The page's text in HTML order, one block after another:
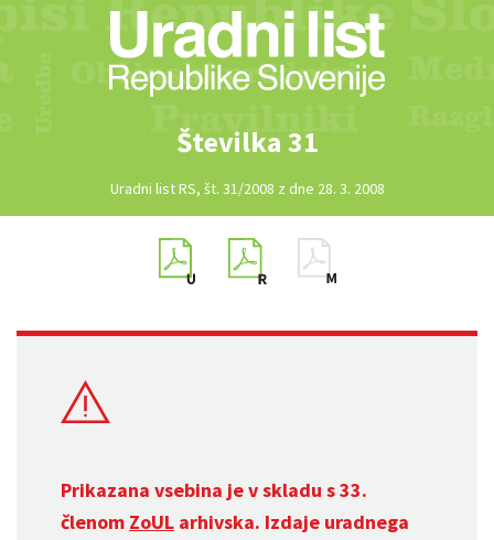
Številka 31
Uradni list RS, št. 31/2008 z dne 28. 3. 2008
Prikazana vsebina je v skladu s 33.
členom ZoUL arhivska. Izdaje uradnega